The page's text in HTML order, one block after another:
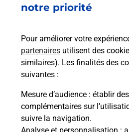
notre priorité
Pour améliorer votre
partenaires utilisent des
similaires). Les finalités des
suivantes :
Mesure d’audience : établir
complémentaires sur
suivre la navigation.
TABAC LE SOLAURE
En savoir plus
Malin !
La Poste
en ligne